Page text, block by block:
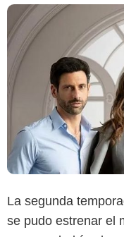
La segunda
se pudo estrenar el